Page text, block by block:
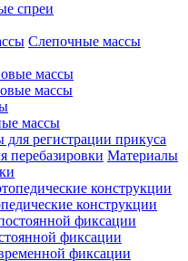
спреи
Слепочные массы
массы
массы
массы
регистрации прикуса
Материалы
конструкции
фиксации